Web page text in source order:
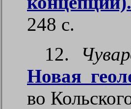
248 с.
12.
Новая
во